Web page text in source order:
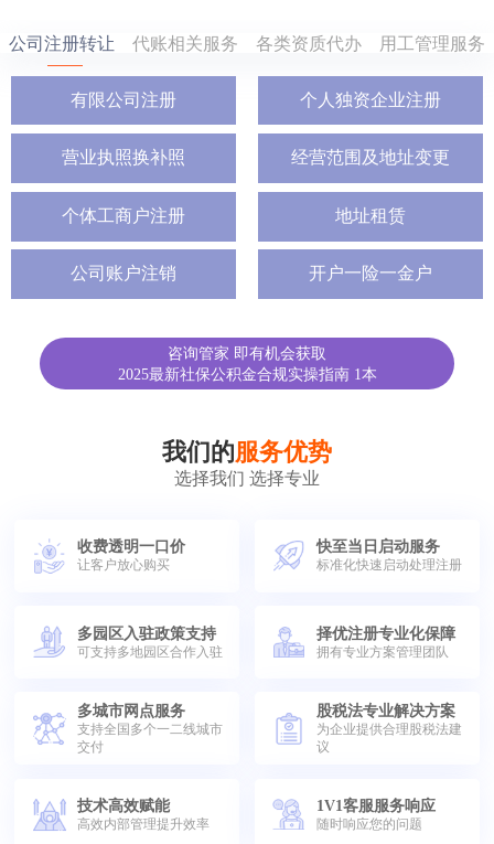
公司注册转让 代账相关服务 各类资质代办 用工管理服务
有限公司注册 个人独资企业注册
营业执照换补照 经营范围及地址变更
个体工商户注册 地址租赁
公司账户注销 开户一险一金户
咨询管家 即有机会获取
2025最新社保公积金合规实操指南 1本
我们的服务优势
选择我们 选择专业
收费透明一口价
让客户放心购买
快至当日启动服务
标准化快速启动处理注册
多园区入驻政策支持
可支持多地园区合作入驻
择优注册专业化保障
拥有专业方案管理团队
多城市网点服务
支持全国多个一二线城市
交付
股税法专业解决方案
为企业提供合理股税法建
议
技术高效赋能
高效内部管理提升效率
1V1客服服务响应
随时响应您的问题